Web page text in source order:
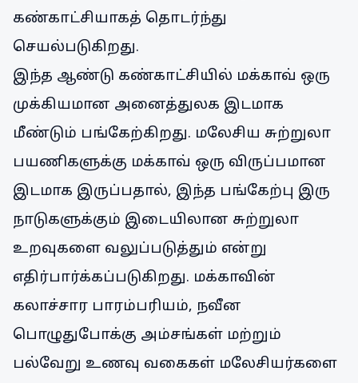
கண்காட்சியாகத் தொடர்ந்து
செயல்படுகிறது.
இந்த ஆண்டு கண்காட்சியில் மக்காவ் ஒரு
முக்கியமான அனைத்துலக இடமாக
மீண்டும் பங்கேற்கிறது. மலேசிய சுற்றுலா
பயணிகளுக்கு மக்காவ் ஒரு விருப்பமான
இடமாக இருப்பதால், இந்த பங்கேற்பு இரு
நாடுகளுக்கும் இடையிலான சுற்றுலா
உறவுகளை வலுப்படுத்தும் என்று
எதிர்பார்க்கப்படுகிறது. மக்காவின்
கலாச்சார பாரம்பரியம், நவீன
பொழுதுபோக்கு அம்சங்கள் மற்றும்
பல்வேறு உணவு வகைகள் மலேசியர்களை